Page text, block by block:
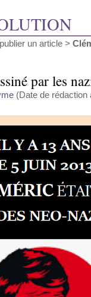
un article >
par les
(Date de rédaction